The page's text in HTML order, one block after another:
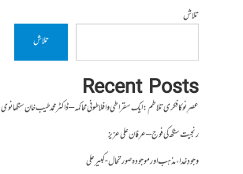
تلاش
تلاش
Recent Posts
عصرِ نو کا فکری تلاطم: ایک سقراطی و افلاطونی محاکمہ – ڈاکٹر محمد طیب خان سنگھانوی
رنجیت سنگھ کی فوج – عرفان علی عزیز
وجودِ خدا، مذہب اور موجودہ صورتحال- کبیر علی